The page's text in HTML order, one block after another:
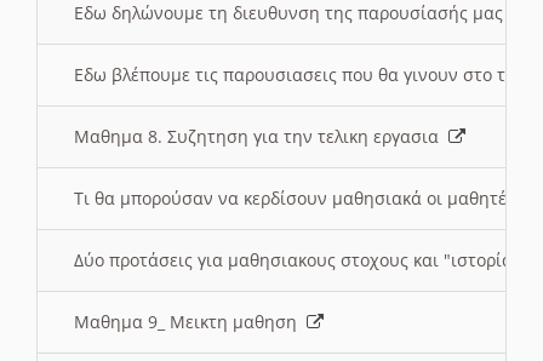
Εδω δηλώνουμε τη διευθυνση της παρουσίασής μας
Εδω βλέπουμε τις παρουσιασεις που θα γινουν στο
Μαθημα 8. Συζητηση για την τελικη εργασια
Τι θα μπορούσαν να κερδίσουν μαθησιακά οι μαθητές/
Δύο προτάσεις για μαθησιακους στοχους και "ιστορία"
Μαθημα 9_ Μεικτη μαθηση